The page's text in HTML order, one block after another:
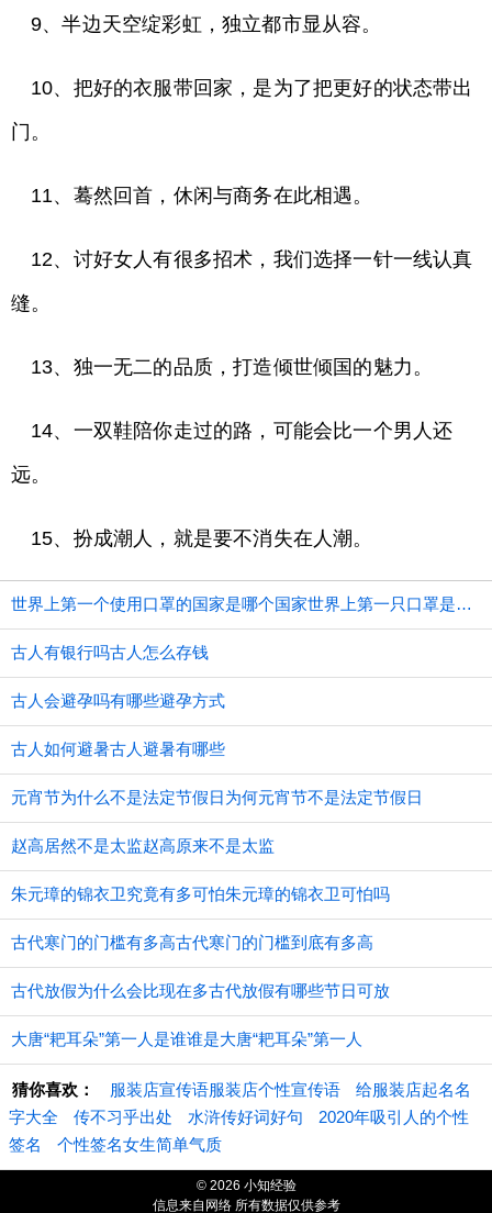
9、半边天空绽彩虹，独立都市显从容。
10、把好的衣服带回家，是为了把更好的状态带出
门。
11、蓦然回首，休闲与商务在此相遇。
12、讨好女人有很多招术，我们选择一针一线认真
缝。
13、独一无二的品质，打造倾世倾国的魅力。
14、一双鞋陪你走过的路，可能会比一个男人还
远。
15、扮成潮人，就是要不消失在人潮。
世界上第一个使用口罩的国家是哪个国家世界上第一只口罩是谁发明的
古人有银行吗古人怎么存钱
古人会避孕吗有哪些避孕方式
古人如何避暑古人避暑有哪些
元宵节为什么不是法定节假日为何元宵节不是法定节假日
赵高居然不是太监赵高原来不是太监
朱元璋的锦衣卫究竟有多可怕朱元璋的锦衣卫可怕吗
古代寒门的门槛有多高古代寒门的门槛到底有多高
古代放假为什么会比现在多古代放假有哪些节日可放
大唐“耙耳朵”第一人是谁谁是大唐“耙耳朵”第一人
猜你喜欢： 服装店宣传语服装店个性宣传语
给服装店起名名
字大全
传不习乎出处 水浒传好词好句
2020年吸引人的个性
签名
个性签名女生简单气质
© 2026 小知经验
信息来自网络 所有数据仅供参考